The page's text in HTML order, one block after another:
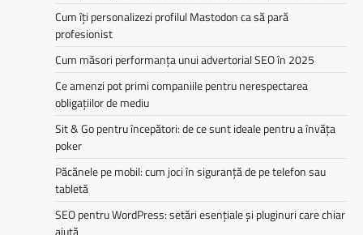
Cum îți personalizezi profilul Mastodon ca să pară
profesionist
Cum măsori performanța unui advertorial SEO în 2025
Ce amenzi pot primi companiile pentru nerespectarea
obligațiilor de mediu­­
Sit & Go pentru începători: de ce sunt ideale pentru a învăța
poker
Păcănele pe mobil: cum joci în siguranță de pe telefon sau
tabletă
SEO pentru WordPress: setări esențiale și pluginuri care chiar
ajută